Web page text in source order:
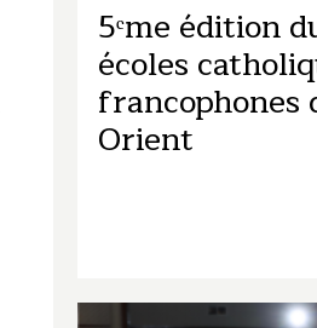
5ᵉme édition
écoles
francophones
Orient